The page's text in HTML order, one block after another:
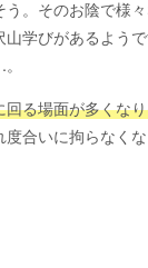
。そのお陰で様
学びがあるよう
る場面が多くな
合いに拘らなく